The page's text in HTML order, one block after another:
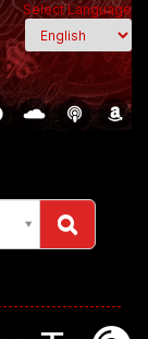
Select Language